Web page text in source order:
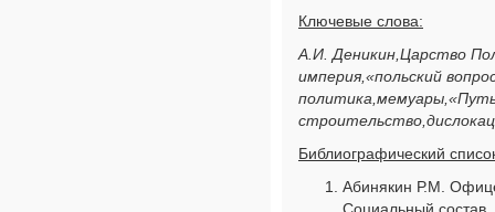
Ключевые слова:
А.И. Деникин,Царство
империя,«польский
Библиографический
Абинякин Р.М.